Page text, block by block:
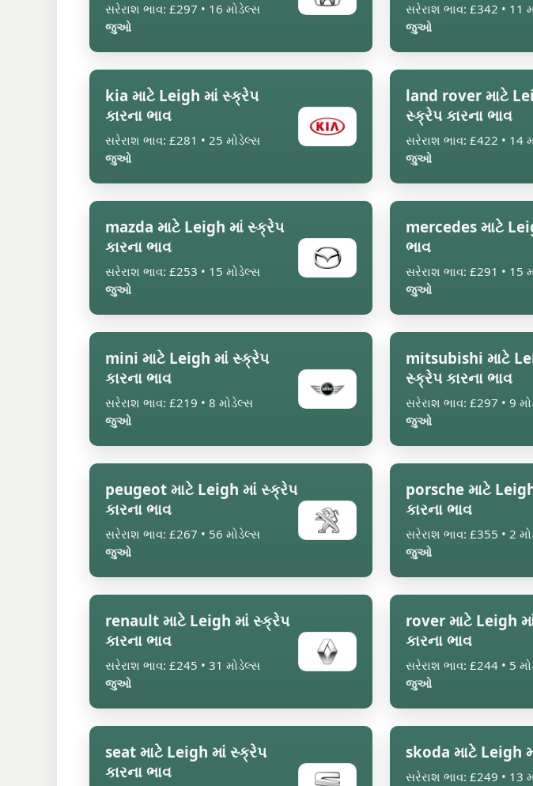
સરેરાશ ભાવ: £297 • 16 મોડેલ્સ
જુઓ
સરેરાશ ભાવ: £342 • 11
જુઓ
kia માટે Leigh માં સ્ક્રેપ
કારના ભાવ
સરેરાશ ભાવ: £281 • 25 મોડેલ્સ
જુઓ
land rover માટે
સ્ક્રેપ કારના ભાવ
સરેરાશ ભાવ: £422 • 14
જુઓ
mazda માટે Leigh માં સ્ક્રેપ
કારના ભાવ
સરેરાશ ભાવ: £253 • 15 મોડેલ્સ
જુઓ
mercedes માટે
ભાવ
સરેરાશ ભાવ: £291 • 15
જુઓ
mini માટે Leigh માં સ્ક્રેપ
કારના ભાવ
સરેરાશ ભાવ: £219 • 8 મોડેલ્સ
જુઓ
mitsubishi માટે
સ્ક્રેપ કારના ભાવ
સરેરાશ ભાવ: £297 • 9
જુઓ
peugeot માટે Leigh માં સ્ક્રેપ
કારના ભાવ
સરેરાશ ભાવ: £267 • 56 મોડેલ્સ
જુઓ
porsche માટે
કારના ભાવ
સરેરાશ ભાવ: £355 • 2
જુઓ
renault માટે Leigh માં સ્ક્રેપ
કારના ભાવ
સરેરાશ ભાવ: £245 • 31 મોડેલ્સ
જુઓ
rover માટે Leigh
કારના ભાવ
સરેરાશ ભાવ: £244 • 5
જુઓ
seat માટે Leigh માં સ્ક્રેપ
કારના ભાવ
skoda માટે Leigh
સરેરાશ ભાવ: £249 • 13